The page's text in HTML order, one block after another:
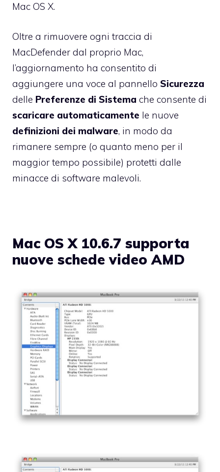
Mac OS X.
Oltre a rimuovere ogni traccia di
MacDefender dal proprio Mac,
l’aggiornamento ha consentito di
aggiungere una voce al pannello Sicurezza
delle Preferenze di Sistema che consente di
scaricare automaticamente le nuove
definizioni dei malware, in modo da
rimanere sempre (o quanto meno per il
maggior tempo possibile) protetti dalle
minacce di software malevoli.
Mac OS X 10.6.7 supporta
nuove schede video AMD